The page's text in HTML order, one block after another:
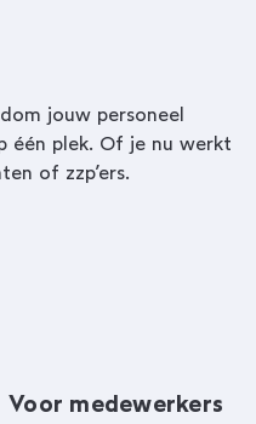
jouw personeel
één plek. Of je nu werkt
of zzp’ers.
Voor medewerkers